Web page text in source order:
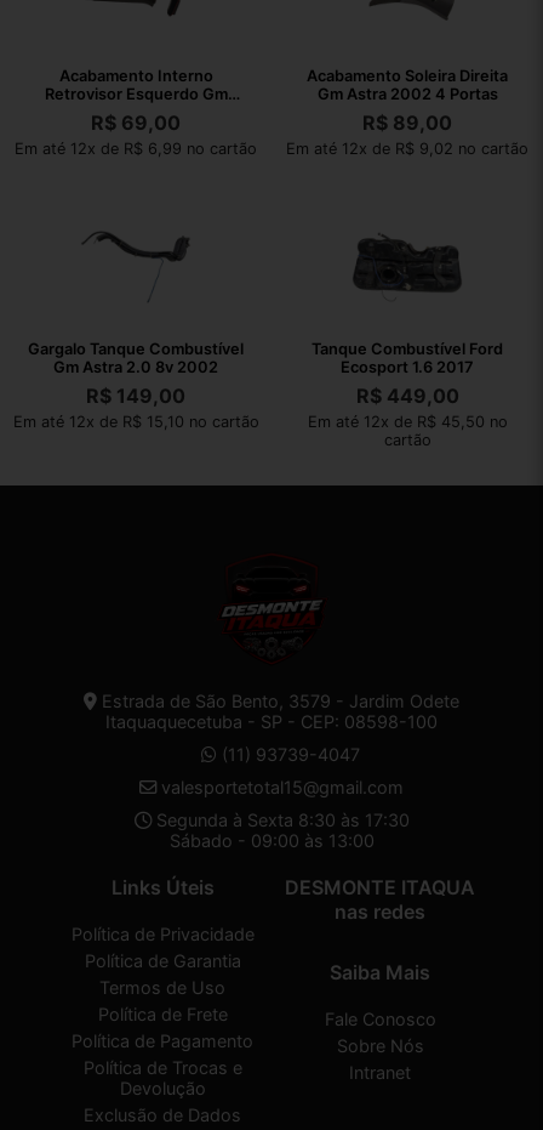
Acabamento Interno
Retrovisor Esquerdo Gm
Astra 2002
R$ 69,00
Em até 12x de R$ 6,99 no cartão
Acabamento Soleira Direita
Gm Astra 2002 4 Portas
R$ 89,00
Em até 12x de R$ 9,02 no cartão
Gargalo Tanque Combustível
Gm Astra 2.0 8v 2002
R$ 149,00
Em até 12x de R$ 15,10 no cartão
Tanque Combustível Ford
Ecosport 1.6 2017
R$449,00
Em até 12x de R$ 45,50 no
cartão
Estrada de São Bento, 3579 - Jardim Odete
Itaquaquecetuba - SP - CEP: 08598-100
(11) 93739-4047
valesportetotal15@gmail.com
Segunda à Sexta 8:30 às 17:30
Sábado - 09:00 às 13:00
Links Úteis
Política de Privacidade
Política de Garantia
Termos de Uso
Política de Frete
Política de Pagamento
Política de Trocas e
Devolução
Exclusão de Dados
DESMONTE ITAQUA
nas redes
Saiba Mais
Fale Conosco
Sobre Nós
Intranet